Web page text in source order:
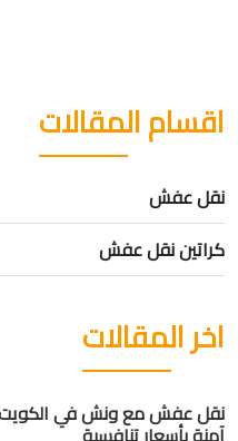
اقسام المقالات
نقل عفش
كراتين نقل عفش
اخر المقالات
نقل عفش مع ونش في